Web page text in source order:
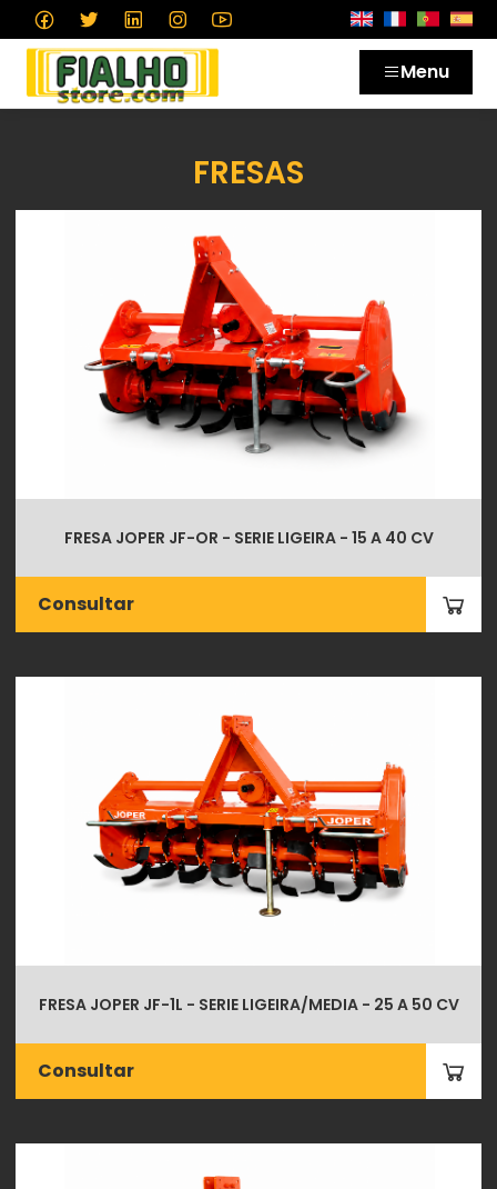
Menu
FRESAS
FRESA JOPER JF-OR - SERIE LIGEIRA - 15 A 40 CV
Consultar
FRESA JOPER JF-1L - SERIE LIGEIRA/MEDIA - 25 A 50 CV
Consultar